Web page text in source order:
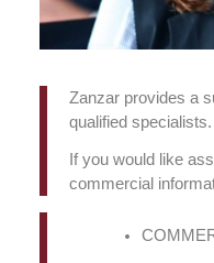
Zanzar provides a
qualified specialists.
If you would like
commercial